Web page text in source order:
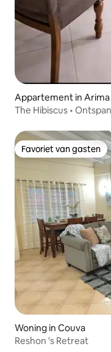
Appartement in Arima
The Hibiscus •
Favoriet van gasten
Favoriet van gasten
Woning in Couva
Reshon 's Retreat